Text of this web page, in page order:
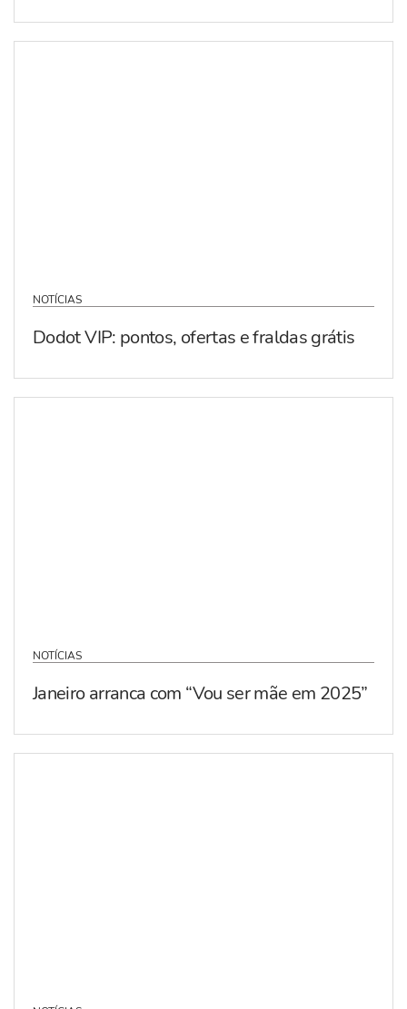
NOTÍCIAS
Dodot VIP: pontos, ofertas e fraldas grátis
NOTÍCIAS
Janeiro arranca com “Vou ser mãe em 2025”